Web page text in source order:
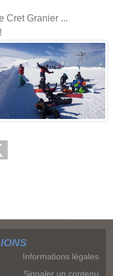
Cret Granier ...
Informations légales
Signaler un contenu